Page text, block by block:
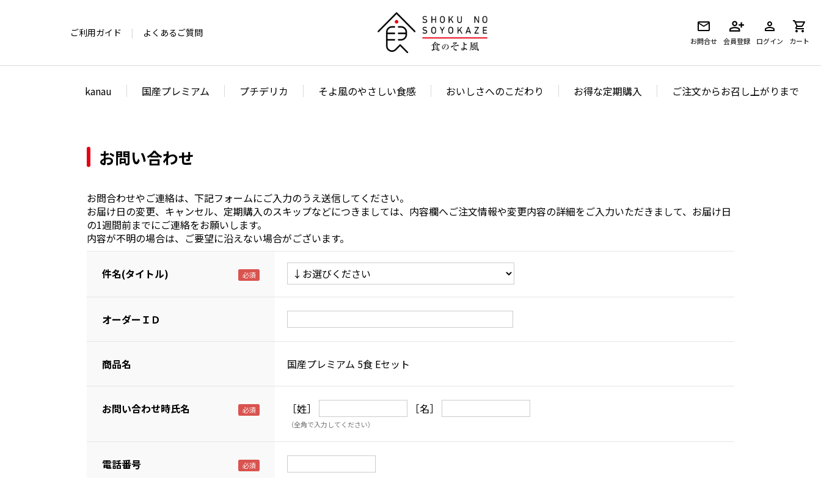
ご利用ガイド よくあるご質問
お問合せ 会員登録 ログイン カート
kanau 国産プレミアム プチデリカ そよ風のやさしい食感 おいしさへのこだわり お得な定期購入 ご注文からお召し上がりまで
お問い合わせ
お問合わせやご連絡は、下記フォームにご入力のうえ送信してください。
お届け日の変更、キャンセル、定期購入のスキップなどにつきましては、内容欄へご注文情報や変更内容の詳細をご入力いただきまして、お届け日
の1週間前までにご連絡をお願いします。
内容が不明の場合は、ご要望に沿えない場合がございます。
件名(タイトル)
オーダーＩＤ
商品名 国産プレミアム 5食 Eセット
お問い合わせ時氏名 ［姓］ ［名］
（全角で入力してください）
電話番号